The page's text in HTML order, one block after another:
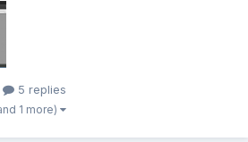
But recentely it has occurred an erro
5 replies
1 more)